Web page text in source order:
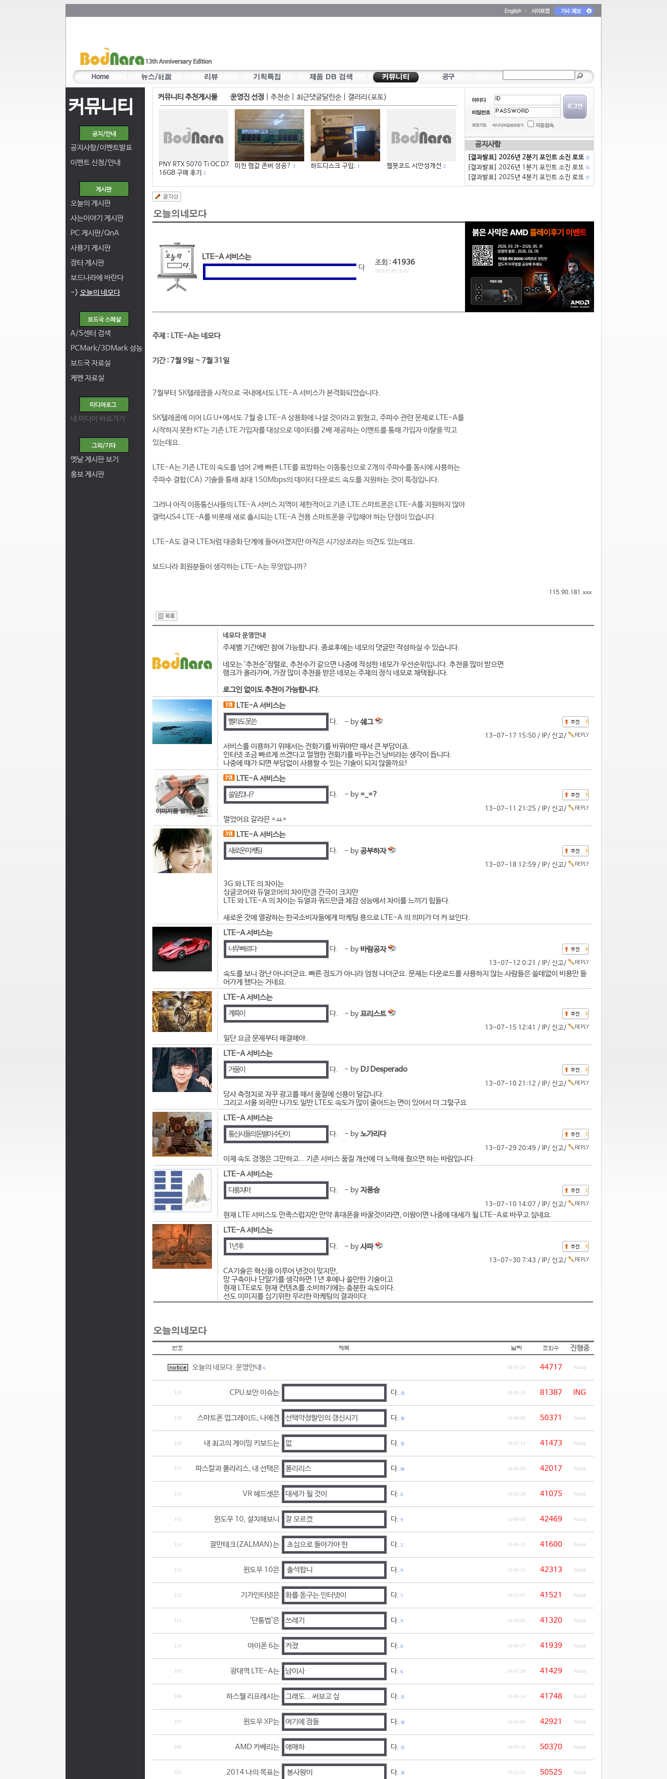
커뮤니티
공지사항/이벤트발표
이벤트 신청/안내
오늘의 게시판
사는이야기 게시판
PC 게시판/QnA
사용기 게시판
장터 게시판
보드나라에 바란다
-> 오늘의 네모다
A/S센터 검색
PCMark/3DMark 성능
보드국 자료실
케벤 자료실
내 미디어 바로가기
옛날 게시판 보기
홍보 게시판
커뮤니티 추천게시물 운영진 선정 추천순| 최근댓글달린순| 갤러리(포토)
PNY RTX 5070 Ti OC D7
16GB 구매 후기
1
미친 램값 존버 성공? 3 하드디스크 구입. 1 웹봇코드 시안성개선 2
공지사항
[결과발표] 2026년 2분기 포인트 소진 로또 13
[결과발표] 2026년 1분기 포인트 소진 로또 15
[결과발표] 2025년 4분기 포인트 소진 로또 17
LTE-A 서비스는
다
조회 :41936
2013.07.09 13:42
주제 : LTE-A는 네모다
기간 : 7월 9일 ~ 7월 31일
7월부터 SK텔레콤을 시작으로 국내에서도 LTE-A 서비스가 본격화되었습니다.
SK텔레콤에 이어 LG U+에서도 7월 중 LTE-A 상용화에 나설 것이라고 밝혔고, 주파수 관련 문제로 LTE-A를
시작하지 못한 KT는 기존 LTE 가입자를 대상으로 데이터를 2배 제공하는 이벤트를 통해 가입자 이탈을 막고
있는데요.
LTE-A는 기존 LTE의 속도를 넘어 2배 빠른 LTE를 표방하는 이동통신으로 2개의 주파수를 동시에 사용하는
주파수 결합(CA) 기술을 통해 최대 150Mbps의 데이터 다운로드 속도를 지원하는 것이 특징입니다.
그러나 아직 이동통신사들의 LTE-A 서비스 지역이 제한적이고 기존 LTE 스마트폰은 LTE-A를 지원하지 않아
갤럭시S4 LTE-A를 비롯해 새로 출시되는 LTE-A 전용 스마트폰을 구입해야 하는 단점이 있습니다.
LTE-A도 결국 LTE처럼 대중화 단계에 들어서겠지만 아직은 시기상조라는 의견도 있는데요.
보드나라 회원분들이 생각하는 LTE-A는 무엇입니까?
115.90.181.xxx
네모다 운영안내
주제별 기간에만 참여 가능합니다. 종료후에는 네모의 댓글만 작성하실 수 있습니다.
네모는 '추천순'정렬로, 추천수가 같으면 나중에 작성한 네모가 우선순위입니다. 추천을 많이 받으면
랭크가 올라가며, 가장 많이 추천을 받은 네모는 주제의 정식 네모로 채택됩니다.
로그인 없이도 추천이 가능합니다.
LTE-A 서비스는
빨라도 못쓴
다. - by쉐그 9
13-07-17 15:50 / IP/ 신고/
서비스를 이용하기 위해서는 전화기를 바꿔야만 해서 큰 부담이죠.
인터넷 조금 빠르게 쓰겠다고 멀쩡한 전화기를 바꾸는건 낭비라는 생각이 듭니다.
나중에 때가 되면 부담없이 사용할 수 있는 기술이 되지 않을까요!
LTE-A 서비스는
쓸일있나?
다. - by =_=? 9
13-07-11 21:25 / IP/ 신고/
멀었어요 갈라믄 =ㅛ=
LTE-A 서비스는
새로운 마케팅
다. - by공부하자 8
13-07-18 12:59 / IP/ 신고/
3G 와 LTE 의 차이는
싱글코어와 듀얼코어의 차이만큼 간극이 크지만
LTE 와 LTE-A 의 차이는 듀얼과 쿼드만큼 체감 성능에서 차이를 느끼기 힘들다.
새로운 것에 열광하는 한국소비자들에게 마케팅 용으로 LTE-A 의 의미가 더 커 보인다.
LTE-A 서비스는
너무 빠르다
다. - by 바람공자 8
13-07-12 0:21 / IP/ 신고/
속도를 보니 장난 아니더군요. 빠른 정도가 아니라 엄청 나더군요. 문제는 다운로드를 사용하지 않는 사람들은 쓸데없이 비용만 들
어가게 됐다는 거네요.
LTE-A 서비스는
계륵이
다. - by프리스트 6
13-07-15 12:41 / IP/ 신고/
일단 요금 문제부터 해결해야..
LTE-A 서비스는
거품이
다. - by DJ Desperado 6
13-07-10 21:12 / IP/ 신고/
당사 측정치로 자꾸 광고를 해서 품질에 신용이 덜갑니다.
그리고 서울 외곽만 나가도 일반 LTE도 속도가 많이 줄어드는 면이 있어서 더 그렇구요
LTE-A 서비스는
통신사들의 돈벌이 수단이
다. - by노가리다 5
13-07-29 20:49 / IP/ 신고/
이제 속도 경쟁은 그만하고... 기존 서비스 품질 개선에 더 노력해 줬으면 하는 바람입니다.
LTE-A 서비스는
다홍치마
다. - by지풍승 5
13-07-10 14:07 / IP/ 신고/
현재 LTE 서비스도 만족스럽지만 만약 휴대폰을 바꿀것이라면, 이왕이면 나중에 대세가 될 LTE-A로 바꾸고 싶네요.
LTE-A 서비스는
1년 후
다. - by사파 0
13-07-30 7:43 / IP/ 신고/
CA기술은 혁신을 이루어 낸것이 맞지만,
망 구축이나 단말기를 생각하면 1년 후에나 쓸만한 기술이고
현재 LTE로도 현재 컨텐츠를 소비하기에는 충분한 속도이다.
선도 이미지를 심기위한 무리한 마케팅의 결과이다.
진행중
오늘의 네모다. 운영안내 6 08-07-20 44717 Finish
120 CPU 보안 이슈는 다. 13 18-01-10 81387 ING
119 스마트폰 업그레이드, 나에겐 선택약정할인의 갱신시기 다. 18 16-08-09 50371 Finish
118 내 최고의 게이밍 키보드는 없 다. 36 16-07-11 41473 Finish
117 파스칼과 폴라리스, 내 선택은 폴리리스 다. 60 16-06-03 42017 Finish
116 VR 헤드셋은 대세가 될 것이 다. 6 16-01-20 41075 Finish
115 윈도우 10, 설치해보니 잘 모르겠 다. 9 15-08-03 42469 Finish
114 잘만테크(ZALMAN)는 초심으로 돌아가야 한 다. 5 15-05-11 41600 Finish
113 윈도우 10은 출석합니 다. 9 15-01-23 42313 Finish
112 기가인터넷은 화를 돋구는 인터넷이 다. 7 14-11-07 41521 Finish
111 '단통법'은 쓰레기 다. 9 14-10-01 41320 Finish
110 아이폰 6는 커졌 다. 8 14-09-17 41939 Finish
109 광대역 LTE-A는 남이사 다. 6 14-07-28 41429 Finish
108 하스웰 리프레시는 그래도... 써보고 싶 다. 11 14-05-14 41748 Finish
107 윈도우 XP는 여기에 잠들 다. 14 14-03-04 42921 Finish
106 AMD 카베리는 애매하 다. 13 14-01-16 50370 Finish
105 2014 나의 목표는 봉사왕이 다. 30 13-12-31 50525 Finish